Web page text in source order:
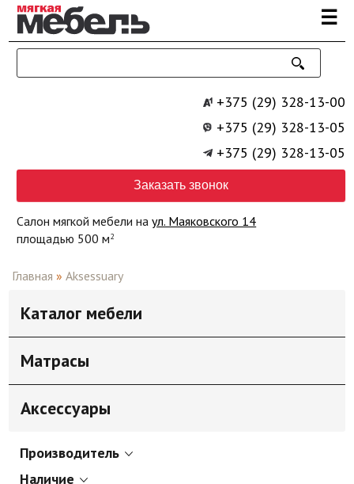
Перейти к основному содержанию ☰
+375 (29) 328-13-00
+375 (29) 328-13-05
+375 (29) 328-13-05
Заказать звонок
Салон мягкой мебели наул. Маяковского 14
площадью 500 м2
Главная » Aksessuary
Каталог мебели
Матрасы
Аксессуары
Производитель
Наличие